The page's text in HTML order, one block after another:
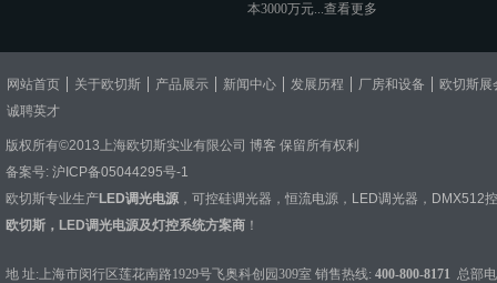
本3000万元...查看更多
网站首页 关于欧切斯 产品展示 新闻中心 发展历程 厂房和设备
欧切斯展
诚聘英才
版权所有©2013上海欧切斯实业有限公司 博客 保留所有权利
备案号: 沪ICP备05044295号-1
欧切斯专业生产LED调光电源 ， 可控硅调光器 ， 恒流电源 ， LED调光器 ， DMX512
欧切斯，LED调光电源及灯控系统方案商 ！
地 址:上海市闵行区莲花南路1929号飞奥科创园309室 销售热线: 400-800-8171 总部